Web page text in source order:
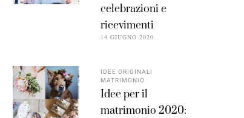
celebrazioni e
ricevimenti
14 GIUGNO 2020
IDEE ORIGINALI
MATRIMONIO
Idee per il
matrimonio 2020: